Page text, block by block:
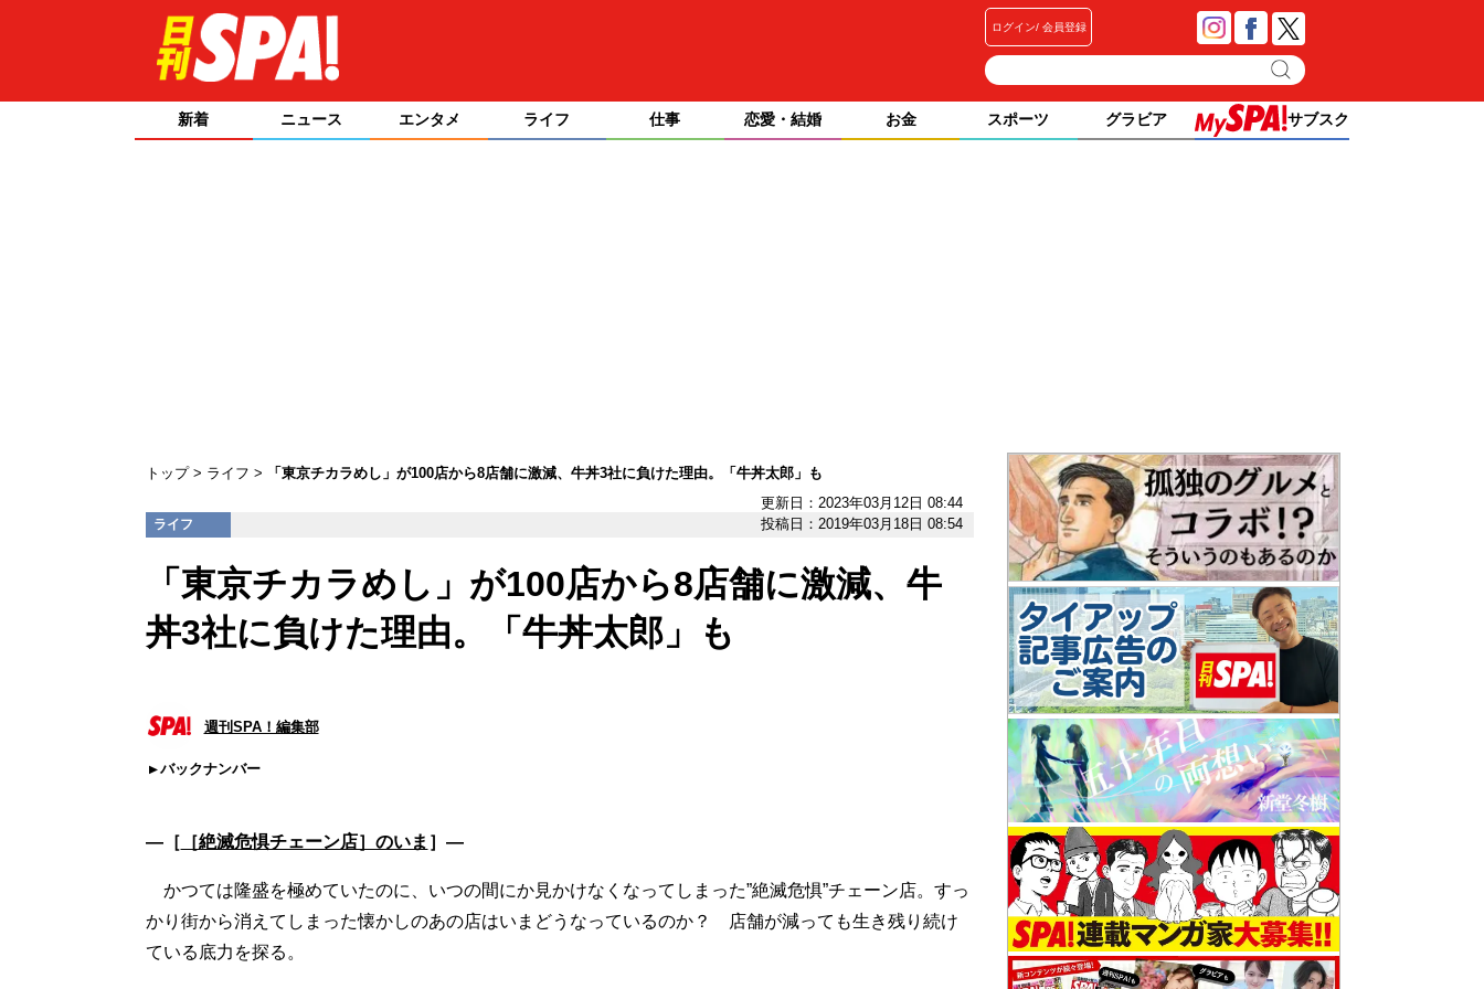
ログイン 会員登録
新着 ニュース エンタメ ライフ 仕事 恋愛・結婚 お金 スポーツ グラビア サブスク
トップ ライフ
「東京チカラめし」が100店から8店舗に激減、牛丼3社に負けた理由。「牛丼太郎」も
更新日：2023年03月12日 08:44
ライフ 投稿日：2019年03月18日 08:54
「東京チカラめし」が100店から8店舗に激減、牛
丼3社に負けた理由。「牛丼太郎」も
週刊SPA！編集部
バックナンバー
―［ ［絶滅危惧チェーン店］のいま ］―
かつては隆盛を極めていたのに、いつの間にか見かけなくなってしまった”絶滅危惧”チェーン店。すっ
かり街から消えてしまった懐かしのあの店はいまどうなっているのか？ 店舗が減っても生き残り続け
ている底力を探る。